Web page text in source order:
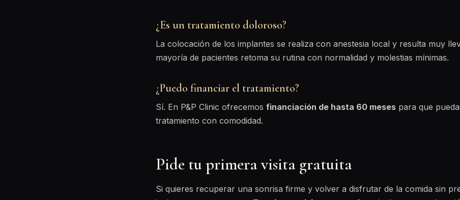
¿Es un tratamiento doloroso?
La colocación de los implantes se realiza con anestesia local y resulta muy
mayoría de pacientes retoma su rutina con normalidad y molestias mínimas.
¿Puedo financiar el tratamiento?
Sí. En P&P Clinic ofrecemos financiación de hasta 60 meses para que
tratamiento con comodidad.
Pide tu primera visita gratuita
Si quieres recuperar una sonrisa firme y volver a disfrutar de la comida sin